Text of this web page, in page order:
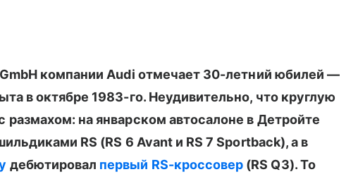
компании Audi отмечает 30-летний юбилей —
в октябре 1983-го. Неудивительно, что круглую
на январском автосалоне в Детройте
RS (RS 6 Avant и RS 7 Sportback), а в
дебютировал первый RS-кроссовер (RS Q3). То